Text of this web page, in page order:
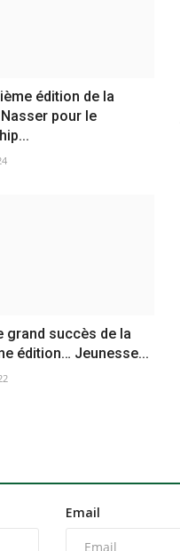
édition de la
pour le
grand succès de la
édition… Jeunesse...
Email